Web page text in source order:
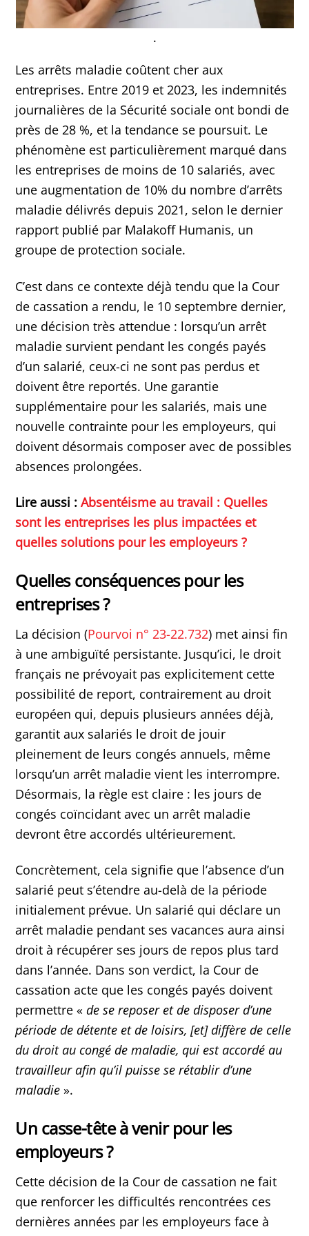
.
Les arrêts maladie coûtent cher aux
entreprises. Entre 2019 et 2023, les indemnités
journalières de la Sécurité sociale ont bondi de
près de 28 %, et la tendance se poursuit. Le
phénomène est particulièrement marqué dans
les entreprises de moins de 10 salariés, avec
une augmentation de 10% du nombre d’arrêts
maladie délivrés depuis 2021, selon le dernier
rapport publié par Malakoff Humanis, un
groupe de protection sociale.
C’est dans ce contexte déjà tendu que la Cour
de cassation a rendu, le 10 septembre dernier,
une décision très attendue : lorsqu’un arrêt
maladie survient pendant les congés payés
d’un salarié, ceux-ci ne sont pas perdus et
doivent être reportés. Une garantie
supplémentaire pour les salariés, mais une
nouvelle contrainte pour les employeurs, qui
doivent désormais composer avec de possibles
absences prolongées.
Lire aussi :Absentéisme au travail : Quelles
sont les entreprises les plus impactées et
quelles solutions pour les employeurs ?
Quelles conséquences pour les
entreprises ?
La décision (Pourvoi n° 23-22.732) met ainsi fin
à une ambiguïté persistante. Jusqu’ici, le droit
français ne prévoyait pas explicitement cette
possibilité de report, contrairement au droit
européen qui, depuis plusieurs années déjà,
garantit aux salariés le droit de jouir
pleinement de leurs congés annuels, même
lorsqu’un arrêt maladie vient les interrompre.
Désormais, la règle est claire : les jours de
congés coïncidant avec un arrêt maladie
devront être accordés ultérieurement.
Concrètement, cela signifie que l’absence d’un
salarié peut s’étendre au-delà de la période
initialement prévue. Un salarié qui déclare un
arrêt maladie pendant ses vacances aura ainsi
droit à récupérer ses jours de repos plus tard
dans l’année. Dans son verdict, la Cour de
cassation acte que les congés payés doivent
permettre «de se reposer et de disposer d’une
période de détente et de loisirs, [et] diffère de celle
du droit au congé de maladie, qui est accordé au
travailleur afin qu’il puisse se rétablir d’une
maladie ».
Un casse-tête à venir pour les
employeurs ?
Cette décision de la Cour de cassation ne fait
que renforcer les difficultés rencontrées ces
dernières années par les employeurs face à